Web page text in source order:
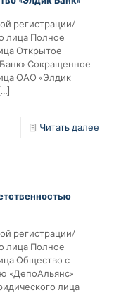
регистрации/
лица Полное
Открытое
Сокращенное
ОАО «Элдик
Читать далее
регистрации/
лица Полное
Общество с
«ДепоАльянс»
лица